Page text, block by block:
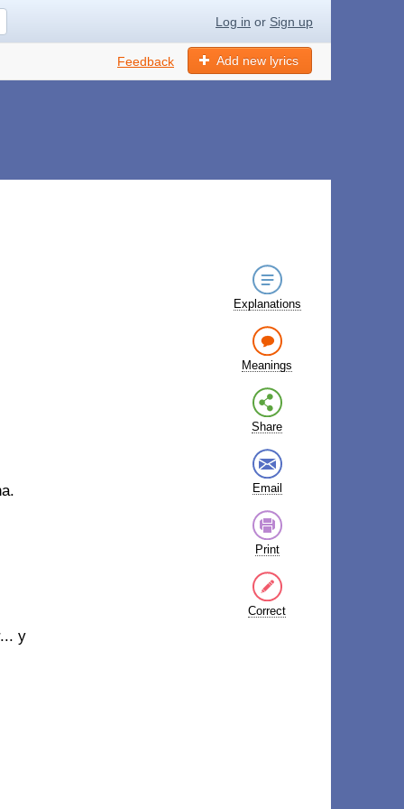
Log in or Sign up
Add new lyrics
Feedback
y
Explanations
Meanings
Share
Email
Print
Correct